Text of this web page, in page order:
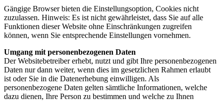
Gängige Browser bieten die Einstellungsoption, Cookies nicht
zuzulassen. Hinweis: Es ist nicht gewährleistet, dass Sie auf alle
Funktionen dieser Website ohne Einschränkungen zugreifen
können, wenn Sie entsprechende Einstellungen vornehmen.
Umgang mit personenbezogenen Daten
Der Websitebetreiber erhebt, nutzt und gibt Ihre personenbezogenen
Daten nur dann weiter, wenn dies im gesetzlichen Rahmen erlaubt
ist oder Sie in die Datenerhebung einwilligen. Als
personenbezogene Daten gelten sämtliche Informationen, welche
dazu dienen, Ihre Person zu bestimmen und welche zu Ihnen